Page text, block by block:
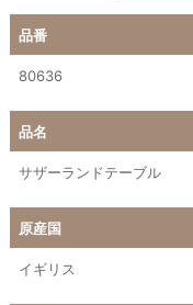
品番
80636
品名
サザーランドテーブル
原産国
イギリス